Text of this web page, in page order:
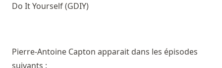
Do It Yourself (GDIY)
Pierre-Antoine Capton apparait dans les épisodes
suivants :